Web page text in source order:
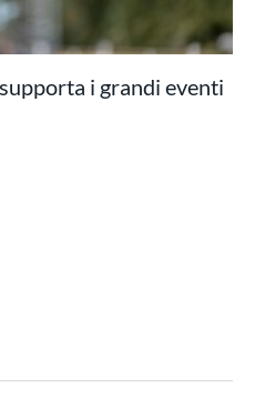
i grandi eventi